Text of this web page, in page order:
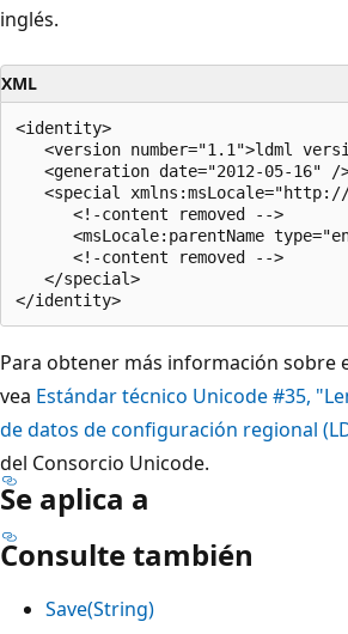
inglés.
XML
<identity>
<version number="1.1">ldml
<generation date="2012-05-16" /
<special
      <!-content removed -->
<msLocale:parentName
      <!-content removed -->
   </special>
Para obtener más información sobre
vea Estándar técnico Unicode #35,
de datos de configuración regional
del Consorcio Unicode.
Se aplica a
Consulte también
Save(String)